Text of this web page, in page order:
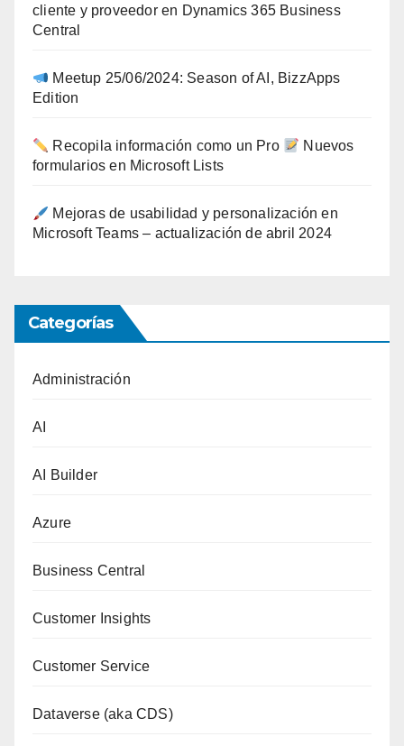
cliente y proveedor en Dynamics 365 Business
Central
Meetup 25/06/2024: Season of AI, BizzApps
Edition
Recopila información como un Pro
Nuevos
formularios en Microsoft Lists
Mejoras de usabilidad y personalización en
Microsoft Teams – actualización de abril 2024
Categorías
Administración
AI
AI Builder
Azure
Business Central
Customer Insights
Customer Service
Dataverse (aka CDS)